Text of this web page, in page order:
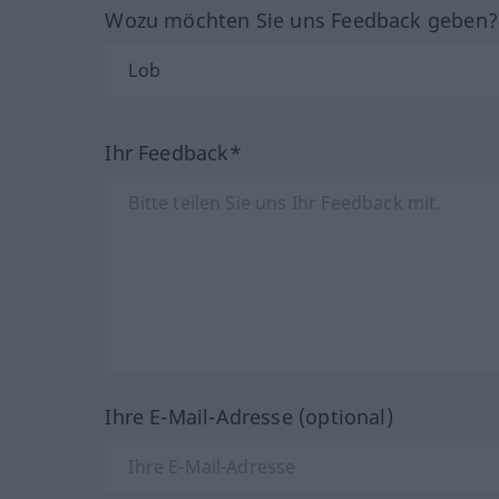
Wozu möchten Sie uns Feedback
Ihr Feedback*
Ihre E-Mail-Adresse (optional)